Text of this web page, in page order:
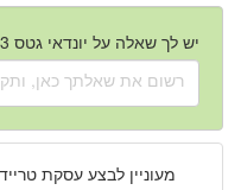
יש לך שאלה על יונדאי גטס 2003 - 2010 יד שנייה?
מעוניין לבצע עסקת